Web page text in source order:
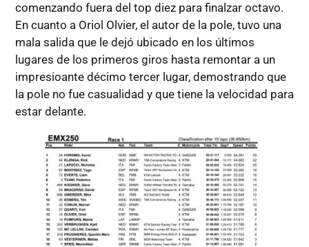
comenzando fuera del top diez para finalzar octavo.
En cuanto a Oriol Olvier, el autor de la pole, tuvo una
mala salida que le dejó ubicado en los últimos
lugares de los primeros giros hasta remontar a un
impresioante décimo tercer lugar, demostrando que
la pole no fue casualidad y que tiene la velocidad para
estar delante.